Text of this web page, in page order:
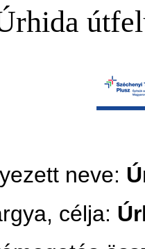
neve:
célja: